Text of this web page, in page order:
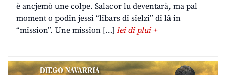
è ancjemò une colpe. Salacor lu deventarà, ma pal
moment o podin jessi “libars di sielzi” di lâ in
“mission”. Une mission […] lei di plui +